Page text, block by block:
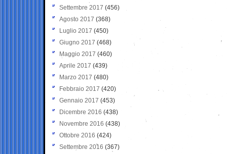
Settembre 2017 (456)
Agosto 2017 (368)
Luglio 2017 (450)
Giugno 2017 (468)
Maggio 2017 (460)
Aprile 2017 (439)
Marzo 2017 (480)
Febbraio 2017 (420)
Gennaio 2017 (453)
Dicembre 2016 (438)
Novembre 2016 (438)
Ottobre 2016 (424)
Settembre 2016 (367)